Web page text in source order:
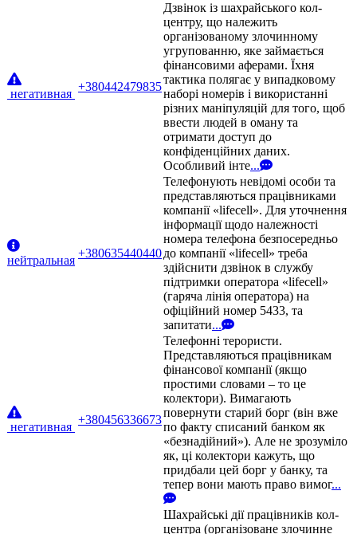
негативная
+380442479835
Дзвінок із шахрайського кол-
центру, що належить
організованому злочинному
угрупованню, яке займається
фінансовими аферами. Їхня
тактика полягає у випадковому
наборі номерів і використанні
різних маніпуляцій для того, щоб
ввести людей в оману та
отримати доступ до
конфіденційних даних.
Особливий інте...
нейтральная
+380635440440
Телефонують невідомі особи та
представляються працівниками
компанії «lifecell». Для уточнення
інформації щодо належності
номера телефона безпосередньо
до компанії «lifecell» треба
здійснити дзвінок в службу
підтримки оператора «lifecell»
(гаряча лінія оператора) на
офіційний номер 5433, та
запитати...
негативная
+380456336673
Телефонні терористи.
Представляються працівникам
фінансової компанії (якщо
простими словами – то це
колектори). Вимагають
повернути старий борг (він вже
по факту списаний банком як
«безнадійний»). Але не зрозуміло
як, ці колектори кажуть, що
придбали цей борг у банку, та
тепер вони мають право вимог...
Шахрайські дії працівників кол-
центра (організоване злочинне